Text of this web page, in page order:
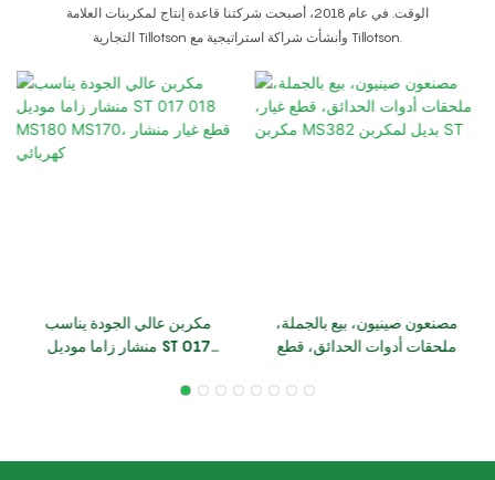
الوقت. في عام 2018، أصبحت شركتنا قاعدة إنتاج لمكربنات العلامة
التجارية Tillotson وأنشأت شراكة استراتيجية مع Tillotson.
مكربن ​​عالي الجودة يناسب
منشار زاما موديل ST 017
غيار منشار كهربائي
مصنعون صينيون، بيع بالجملة،
ملحقات أدوات الحدائق، قطع